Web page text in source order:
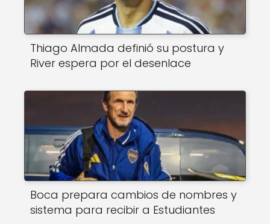
Thiago Almada definió su postura y
River espera por el desenlace
Boca prepara cambios de nombres y
sistema para recibir a Estudiantes